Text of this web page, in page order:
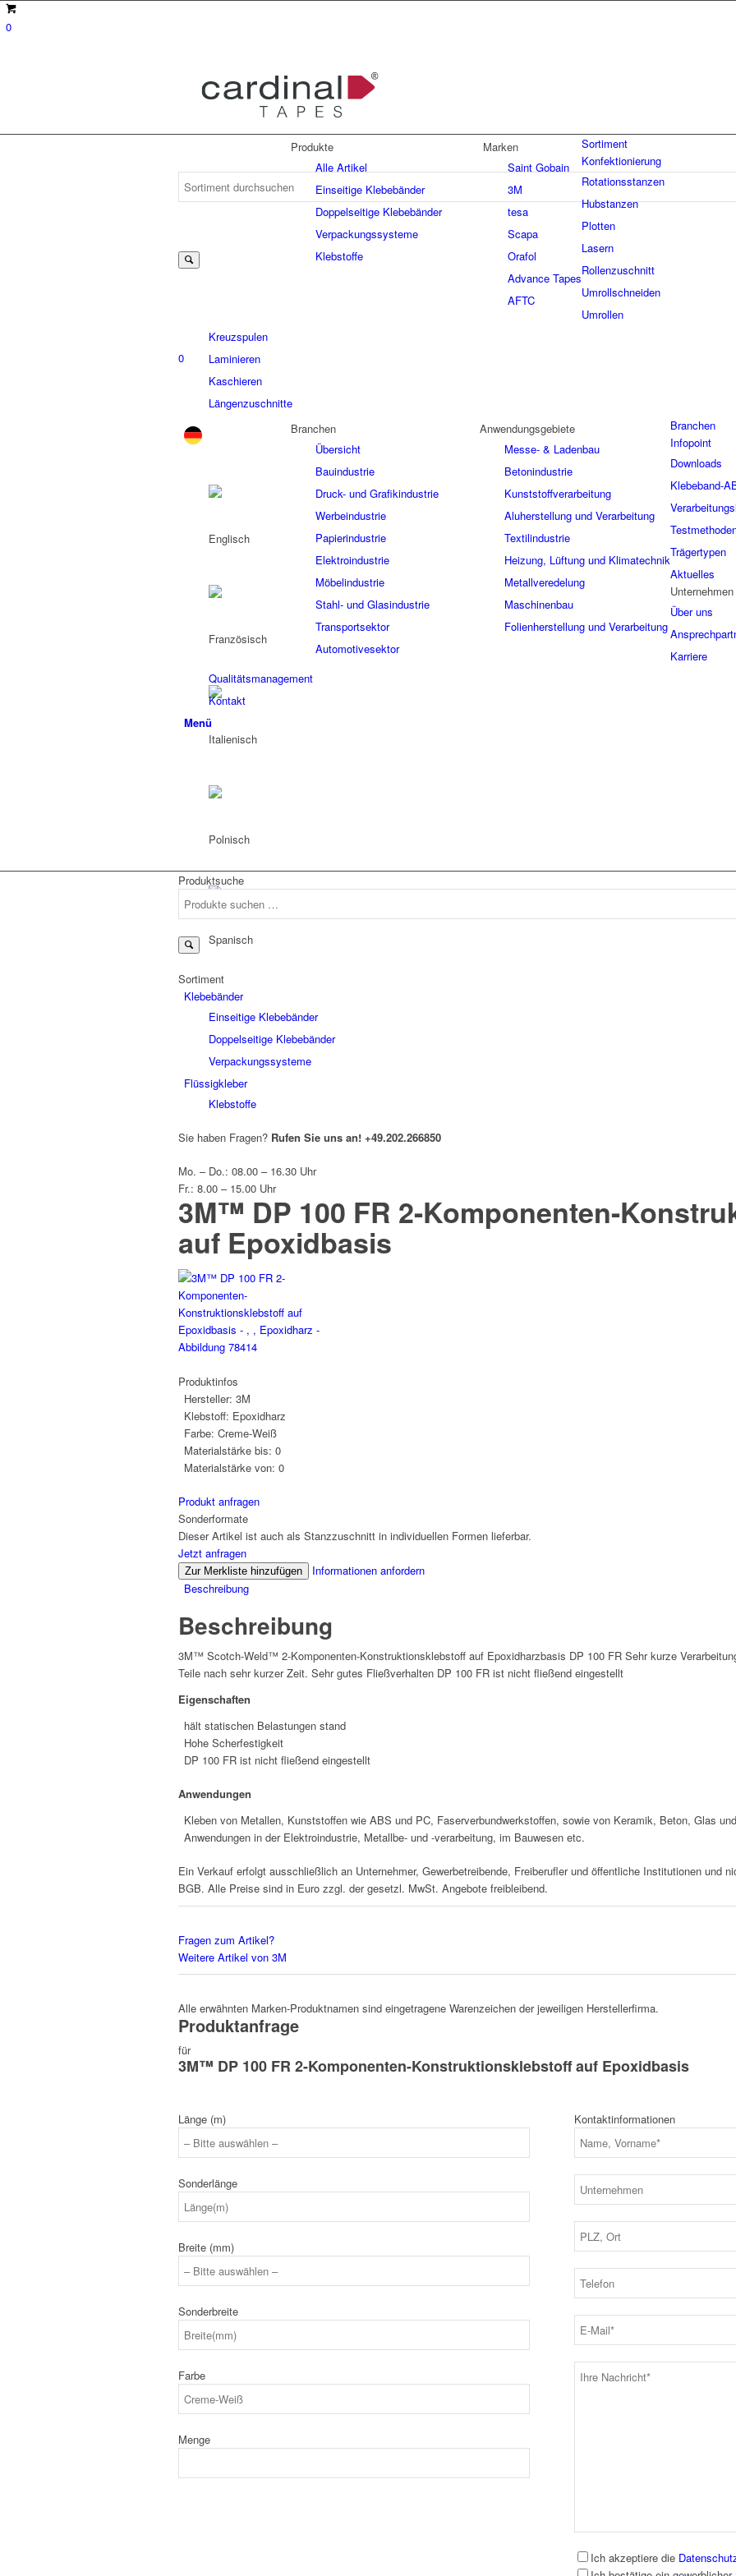
0
0
Sortiment
Produkte
Alle Artikel
Einseitige Klebebänder
Doppelseitige Klebebänder
Verpackungssysteme
Klebstoffe
Marken
Saint Gobain
3M
tesa
Scapa
Orafol
Advance Tapes
AFTC
Konfektionierung
Rotationsstanzen
Hubstanzen
Plotten
Lasern
Rollenzuschnitt
Umrollschneiden
Umrollen
Kreuzspulen
Laminieren
Kaschieren
Längenzuschnitte
Branchen
Branchen
Übersicht
Bauindustrie
Druck- und Grafikindustrie
Werbeindustrie
Papierindustrie
Elektroindustrie
Möbelindustrie
Stahl- und Glasindustrie
Transportsektor
Automotivesektor
Anwendungsgebiete
Messe- & Ladenbau
Betonindustrie
Kunststoffverarbeitung
Aluherstellung und Verarbeitung
Textilindustrie
Heizung, Lüftung und Klimatechnik
Metallveredelung
Maschinenbau
Folienherstellung und Verarbeitung
Infopoint
Downloads
Klebeband-
Trägertypen
Aktuelles
Unternehmen
Über uns
Karriere
Qualitätsmanagement
Kontakt
Menü
Produktsuche
Sortiment
Klebebänder
Einseitige Klebebänder
Doppelseitige Klebebänder
Verpackungssysteme
Flüssigkleber
Klebstoffe
Sie haben Fragen? Rufen Sie uns an! +49.202.266850
Mo. – Do.: 08.00 – 16.30 Uhr
Fr.: 8.00 – 15.00 Uhr
3M™ DP 100 FR 2-Komponenten-
auf Epoxidbasis
Produktinfos
Hersteller: 3M
Klebstoff: Epoxidharz
Farbe: Creme-Weiß
Materialstärke bis: 0
Materialstärke von: 0
Produkt anfragen
Sonderformate
Dieser Artikel ist auch als Stanzzuschnitt in individuellen Formen lieferbar.
Jetzt anfragen
Zur Merkliste hinzufügen
Informationen anfordern
Beschreibung
Beschreibung
3M™ Scotch-Weld™ 2-Komponenten-Konstruktionsklebstoff auf Epoxidharzbasis DP 100 FR Sehr kurze
Teile nach sehr kurzer Zeit. Sehr gutes Fließverhalten DP 100 FR ist nicht fließend eingestellt
Eigenschaften
hält statischen Belastungen stand
Hohe Scherfestigkeit
DP 100 FR ist nicht fließend eingestellt
Anwendungen
Kleben von Metallen, Kunststoffen wie ABS und PC, Faserverbundwerkstoffen, sowie von Keramik, Beton, Glas
Anwendungen in der Elektroindustrie, Metallbe- und -verarbeitung, im Bauwesen etc.
Ein Verkauf erfolgt ausschließlich an Unternehmer, Gewerbetreibende, Freiberufler und öffentliche Institutionen und
BGB. Alle Preise sind in Euro zzgl. der gesetzl. MwSt. Angebote freibleibend.
Fragen zum Artikel?
Weitere Artikel von 3M
Alle erwähnten Marken-Produktnamen sind eingetragene Warenzeichen der jeweiligen Herstellerfirma.
Produktanfrage
für
3M™ DP 100 FR 2-Komponenten-Konstruktionsklebstoff auf Epoxidbasis
Länge (m)
Sonderlänge
Breite (mm)
Sonderbreite
Farbe
Menge
Kontaktinformationen
Ich akzeptiere die